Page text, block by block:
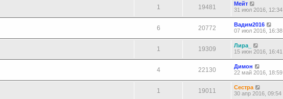
1 19481
Мейт
31 июл 2016, 12:34
6 20772
Вадим2016
07 июл 2016, 16:38
1 19309
Лира_
15 июн 2016, 16:41
4 22130
Димон
22 май 2016, 18:59
1 19011
Сестра
30 апр 2016, 09:54